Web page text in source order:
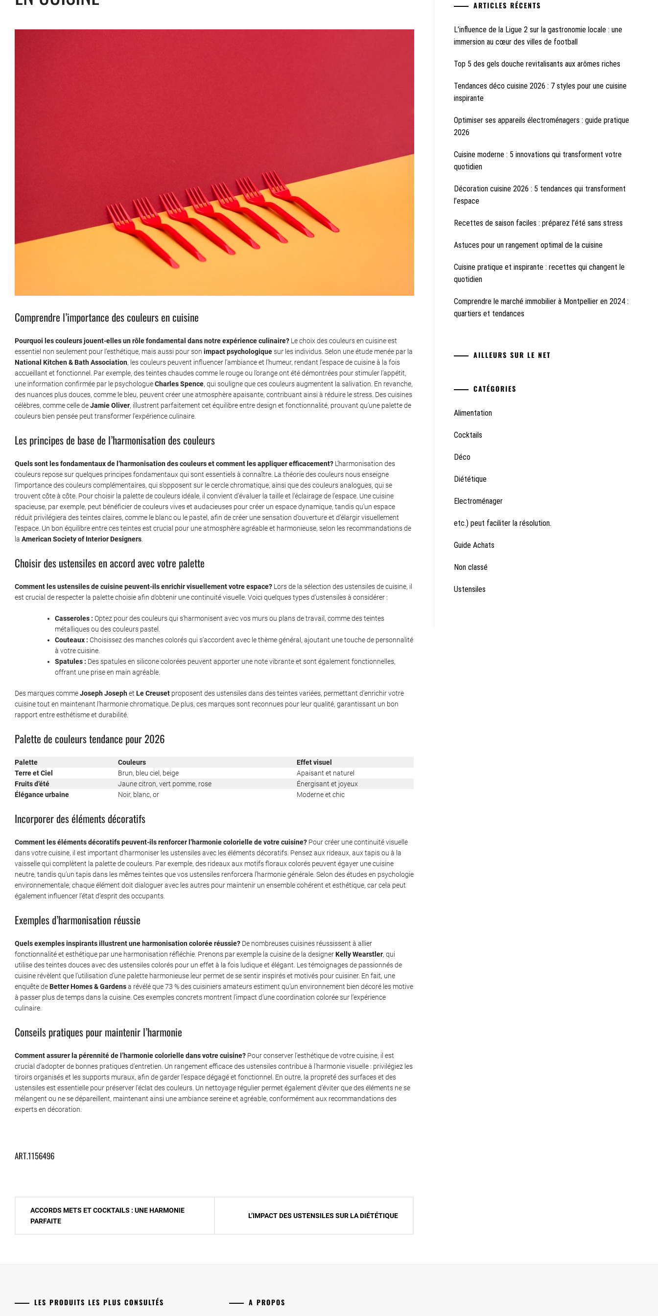
Comprendre l’importance des couleurs en cuisine
Pourquoi les couleurs jouent-elles un rôle fondamental dans notre expérience culinaire? Le choix des couleurs en cuisine est
essentiel non seulement pour l’esthétique, mais aussi pour son impact psychologiquesur les individus. Selon une étude menée par la
National Kitchen & Bath Association, les couleurs peuvent influencer l’ambiance et l’humeur, rendant l’espace de cuisine à la fois
accueillant et fonctionnel. Par exemple, des teintes chaudes comme le rouge ou l’orange ont été démontrées pour stimuler l’appétit,
une information confirmée par le psychologueCharles Spence, qui souligne que ces couleurs augmentent la salivation. En revanche,
des nuances plus douces, comme le bleu, peuvent créer une atmosphère apaisante, contribuant ainsi à réduire le stress. Des cuisines
célèbres, comme celle deJamie Oliver, illustrent parfaitement cet équilibre entre design et fonctionnalité, prouvant qu’une palette de
couleurs bien pensée peut transformer l’expérience culinaire.
Les principes de base de l’harmonisation des couleurs
Quels sont les fondamentaux de l’harmonisation des couleurs et comment les appliquer efficacement? L’harmonisation des
couleurs repose sur quelques principes fondamentaux qui sont essentiels à connaître. La théorie des couleurs nous enseigne
l’importance des couleurs complémentaires, qui s’opposent sur le cercle chromatique, ainsi que des couleurs analogues, qui se
trouvent côte à côte. Pour choisir la palette de couleurs idéale, il convient d’évaluer la taille et l’éclairage de l’espace. Une cuisine
spacieuse, par exemple, peut bénéficier de couleurs vives et audacieuses pour créer un espace dynamique, tandis qu’un espace
réduit privilégiera des teintes claires, comme le blanc ou le pastel, afin de créer une sensation d’ouverture et d’élargir visuellement
l’espace. Un bon équilibre entre ces teintes est crucial pour une atmosphère agréable et harmonieuse, selon les recommandations de
la American Society of Interior Designers.
Choisir des ustensiles en accord avec votre palette
Comment les ustensiles de cuisine peuvent-ils enrichir visuellement votre espace? Lors de la sélection des ustensiles de cuisine, il
est crucial de respecter la palette choisie afin d’obtenir une continuité visuelle. Voici quelques types d’ustensiles à considérer :
Casseroles : Optez pour des couleurs qui s’harmonisent avec vos murs ou plans de travail, comme des teintes
métalliques ou des couleurs pastel.
Couteaux : Choisissez des manches colorés qui s’accordent avec le thème général, ajoutant une touche de personnalité
à votre cuisine.
Spatules : Des spatules en silicone colorées peuvent apporter une note vibrante et sont également fonctionnelles,
offrant une prise en main agréable.
Des marques commeJoseph Josephet Le Creuset proposent des ustensiles dans des teintes variées, permettant d’enrichir votre
cuisine tout en maintenant l’harmonie chromatique. De plus, ces marques sont reconnues pour leur qualité, garantissant un bon
rapport entre esthétisme et durabilité.
Palette de couleurs tendance pour 2026
Palette Couleurs
Effet visuel
Terre et Ciel
Brun, bleu ciel, beige
Apaisant et naturel
Fruits d’été
Jaune citron, vert pomme, rose
Énergisant et joyeux
Élégance urbaine
Noir, blanc, or Moderne et chic
Incorporer des éléments décoratifs
Comment les éléments décoratifs peuvent-ils renforcer l’harmonie colorielle de votre cuisine? Pour créer une continuité visuelle
dans votre cuisine, il est important d’harmoniser les ustensiles avec les éléments décoratifs. Pensez aux rideaux, aux tapis ou à la
vaisselle qui complètent la palette de couleurs. Par exemple, des rideaux aux motifs floraux colorés peuvent égayer une cuisine
neutre, tandis qu’un tapis dans les mêmes teintes que vos ustensiles renforcera l’harmonie générale. Selon des études en psychologie
environnementale, chaque élément doit dialoguer avec les autres pour maintenir un ensemble cohérent et esthétique, car cela peut
également influencer l’état d’esprit des occupants.
Exemples d’harmonisation réussie
Quels exemples inspirants illustrent une harmonisation colorée réussie? De nombreuses cuisines réussissent à allier
fonctionnalité et esthétique par une harmonisation réfléchie. Prenons par exemple la cuisine de la designerKelly Wearstler, qui
utilise des teintes douces avec des ustensiles colorés pour un effet à la fois ludique et élégant. Les témoignages de passionnés de
cuisine révèlent que l’utilisation d’une palette harmonieuse leur permet de se sentir inspirés et motivés pour cuisiner. En fait, une
enquête deBetter Homes & Gardensa révélé que 73 % des cuisiniers amateurs estiment qu’un environnement bien décoré les motive
à passer plus de temps dans la cuisine. Ces exemples concrets montrent l’impact d’une coordination colorée sur l’expérience
culinaire.
Conseils pratiques pour maintenir l’harmonie
Comment assurer la pérennité de l’harmonie colorielle dans votre cuisine? Pour conserver l’esthétique de votre cuisine, il est
crucial d’adopter de bonnes pratiques d’entretien. Un rangement efficace des ustensiles contribue à l’harmonie visuelle : privilégiez les
tiroirs organisés et les supports muraux, afin de garder l’espace dégagé et fonctionnel. En outre, la propreté des surfaces et des
ustensiles est essentielle pour préserver l’éclat des couleurs. Un nettoyage régulier permet également d’éviter que des éléments ne se
mélangent ou ne se dépareillent, maintenant ainsi une ambiance sereine et agréable, conformément aux recommandations des
experts en décoration.
ART.1156496
Navigation
ACCORDS METS ET COCKTAILS : UNE HARMONIE
PARFAITE
L’IMPACT DES USTENSILES SUR LA DIÉTÉTIQUE
ARTICLES RÉCENTS
L’influence de la Ligue 2 sur la gastronomie locale : une
immersion au cœur des villes de football
Top 5 des gels douche revitalisants aux arômes riches
Tendances déco cuisine 2026 : 7 styles pour une cuisine
inspirante
Optimiser ses appareils électroménagers : guide pratique
2026
Cuisine moderne : 5 innovations qui transforment votre
quotidien
Décoration cuisine 2026 : 5 tendances qui transforment
l’espace
Recettes de saison faciles : préparez l’été sans stress
Astuces pour un rangement optimal de la cuisine
Cuisine pratique et inspirante : recettes qui changent le
quotidien
Comprendre le marché immobilier à Montpellier en 2024 :
quartiers et tendances
AILLEURS SUR LE NET
CATÉGORIES
Alimentation
Cocktails
Déco
Diététique
Electroménager
etc.) peut faciliter la résolution.
Guide Achats
Non classé
Ustensiles
LES PRODUITS LES PLUS CONSULTÉS
A PROPOS